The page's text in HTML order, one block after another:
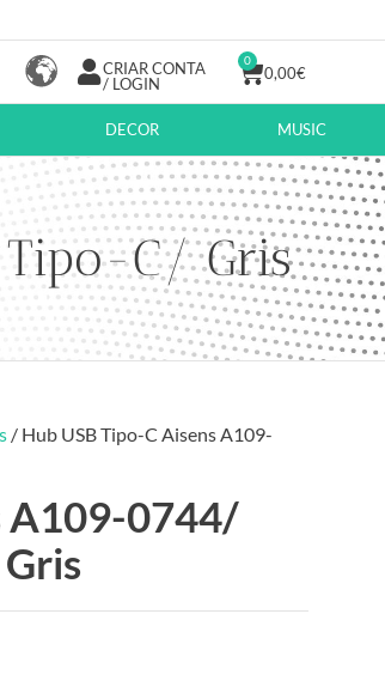
CRIAR CONTA
/ LOGIN
0,00€
0
DECOR MUSIC
C/ Gris
/ Hub USB Tipo-C Aisens A109-
A109-0744/